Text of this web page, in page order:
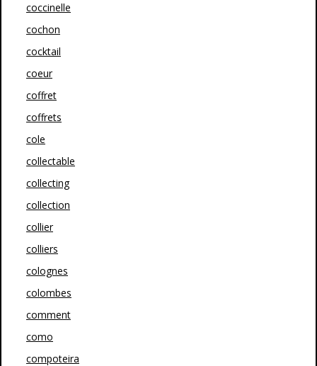
coccinelle
cochon
cocktail
coeur
coffret
coffrets
cole
collectable
collecting
collection
collier
colliers
colognes
colombes
comment
como
compoteira